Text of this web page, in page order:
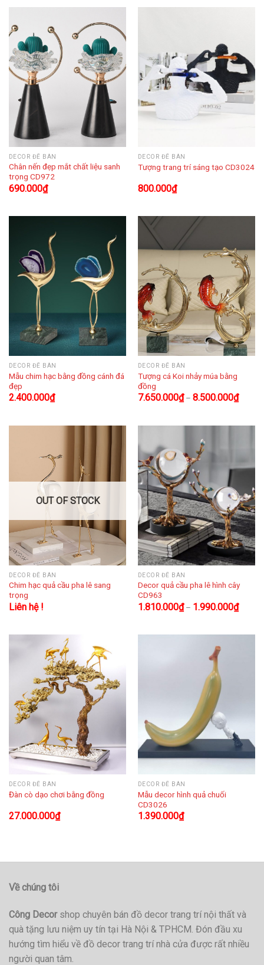
DECOR ĐỂ BÀN
Chân nến đẹp mắt chất liệu sanh
trọng CD972
690.000₫
DECOR ĐỂ BÀN
Tượng trang trí sáng tạo CD3024
800.000₫
DECOR ĐỂ BÀN
Mẫu chim hạc bằng đồng cánh đá
đẹp
2.400.000₫
DECOR ĐỂ BÀN
Tượng cá Koi nhảy múa bằng
đồng
7.650.000₫– 8.500.000₫
OUT OF STOCK
DECOR ĐỂ BÀN
Chim hạc quả cầu pha lê sang
trọng
Liên hệ !
DECOR ĐỂ BÀN
Decor quả cầu pha lê hình cây
CD963
1.810.000₫– 1.990.000₫
DECOR ĐỂ BÀN
Đàn cò dạo chơi bằng đồng
27.000.000₫
DECOR ĐỂ BÀN
Mẫu decor hình quả chuối
CD3026
1.390.000₫
Về chúng tôi
Công Decorshop chuyên bán đồ decor trang trí nội thất và
quà tặng lưu niệm uy tín tại Hà Nội & TPHCM. Đón đầu xu
hướng tìm hiểu về đồ decor trang trí nhà cửa được rất nhiều
người quan tâm.